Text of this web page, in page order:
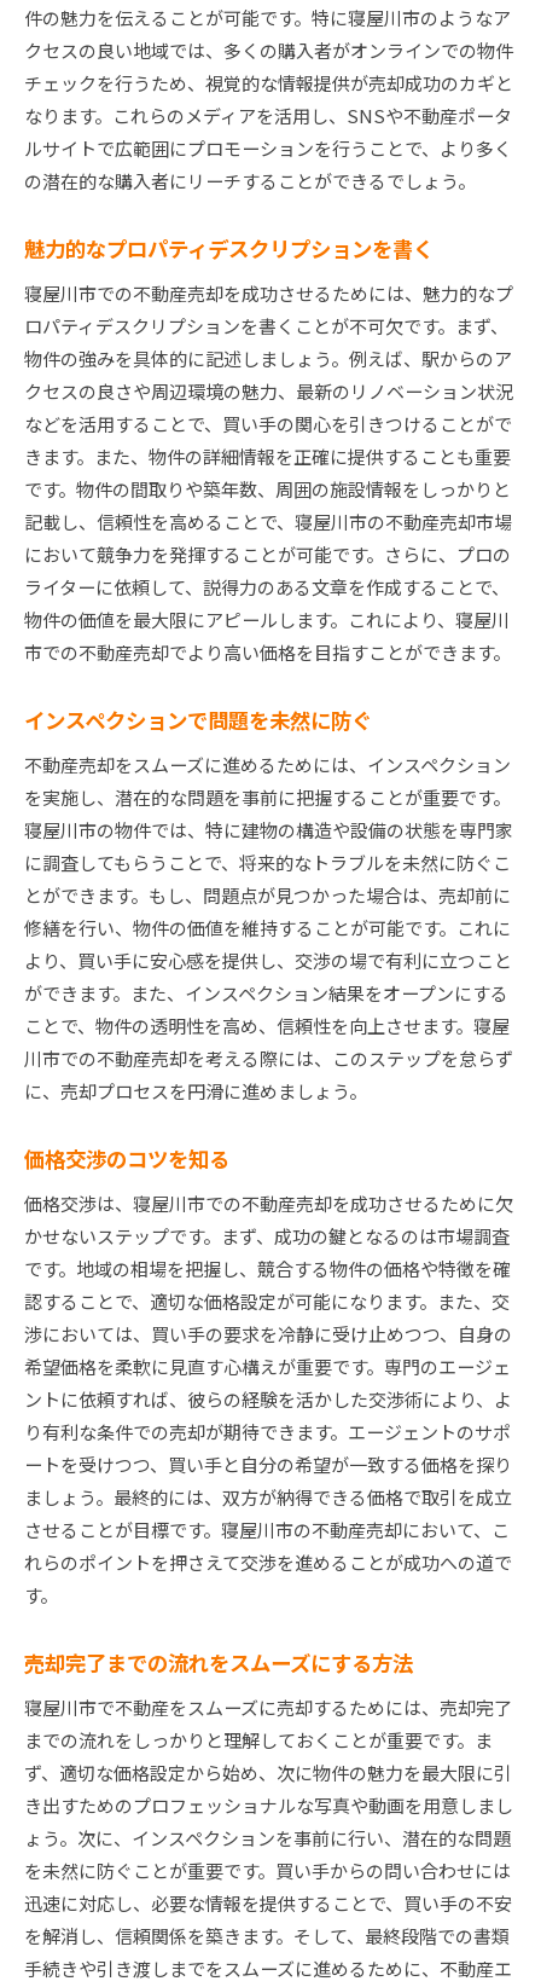
件の魅力を伝えることが可能です。特に寝屋川市のようなア
クセスの良い地域では、多くの購入者がオンラインでの物件
チェックを行うため、視覚的な情報提供が売却成功のカギと
なります。これらのメディアを活用し、SNSや不動産ポータ
ルサイトで広範囲にプロモーションを行うことで、より多く
の潜在的な購入者にリーチすることができるでしょう。
魅力的なプロパティデスクリプションを書く
寝屋川市での不動産売却を成功させるためには、魅力的なプ
ロパティデスクリプションを書くことが不可欠です。まず、
物件の強みを具体的に記述しましょう。例えば、駅からのア
クセスの良さや周辺環境の魅力、最新のリノベーション状況
などを活用することで、買い手の関心を引きつけることがで
きます。また、物件の詳細情報を正確に提供することも重要
です。物件の間取りや築年数、周囲の施設情報をしっかりと
記載し、信頼性を高めることで、寝屋川市の不動産売却市場
において競争力を発揮することが可能です。さらに、プロの
ライターに依頼して、説得力のある文章を作成することで、
物件の価値を最大限にアピールします。これにより、寝屋川
市での不動産売却でより高い価格を目指すことができます。
インスペクションで問題を未然に防ぐ
不動産売却をスムーズに進めるためには、インスペクション
を実施し、潜在的な問題を事前に把握することが重要です。
寝屋川市の物件では、特に建物の構造や設備の状態を専門家
に調査してもらうことで、将来的なトラブルを未然に防ぐこ
とができます。もし、問題点が見つかった場合は、売却前に
修繕を行い、物件の価値を維持することが可能です。これに
より、買い手に安心感を提供し、交渉の場で有利に立つこと
ができます。また、インスペクション結果をオープンにする
ことで、物件の透明性を高め、信頼性を向上させます。寝屋
川市での不動産売却を考える際には、このステップを怠らず
に、売却プロセスを円滑に進めましょう。
価格交渉のコツを知る
価格交渉は、寝屋川市での不動産売却を成功させるために欠
かせないステップです。まず、成功の鍵となるのは市場調査
です。地域の相場を把握し、競合する物件の価格や特徴を確
認することで、適切な価格設定が可能になります。また、交
渉においては、買い手の要求を冷静に受け止めつつ、自身の
希望価格を柔軟に見直す心構えが重要です。専門のエージェ
ントに依頼すれば、彼らの経験を活かした交渉術により、よ
り有利な条件での売却が期待できます。エージェントのサポ
ートを受けつつ、買い手と自分の希望が一致する価格を探り
ましょう。最終的には、双方が納得できる価格で取引を成立
させることが目標です。寝屋川市の不動産売却において、こ
れらのポイントを押さえて交渉を進めることが成功への道で
す。
売却完了までの流れをスムーズにする方法
寝屋川市で不動産をスムーズに売却するためには、売却完了
までの流れをしっかりと理解しておくことが重要です。ま
ず、適切な価格設定から始め、次に物件の魅力を最大限に引
き出すためのプロフェッショナルな写真や動画を用意しまし
ょう。次に、インスペクションを事前に行い、潜在的な問題
を未然に防ぐことが重要です。買い手からの問い合わせには
迅速に対応し、必要な情報を提供することで、買い手の不安
を解消し、信頼関係を築きます。そして、最終段階での書類
手続きや引き渡しまでをスムーズに進めるために、不動産エ